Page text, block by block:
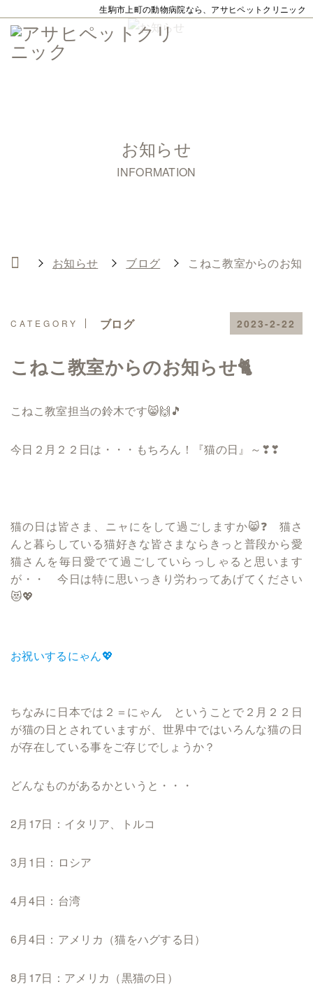
生駒市上町の動物病院なら、アサヒペットクリニック
お知らせ
INFORMATION
お知らせ ブログ こねこ教室からのお知
ブログ 2023-2-22
こねこ教室からのお知らせ🐈
こねこ教室担当の鈴木です😸🙌🎵
今日２月２２日は・・・もちろん！『猫の日』～❣❣
猫の日は皆さま、ニャにをして過ごしますか😸❓ 猫さ
んと暮らしている猫好きな皆さまならきっと普段から愛
猫さんを毎日愛でて過ごしていらっしゃると思います
が・・ 今日は特に思いっきり労わってあげてください
😻💖
お祝いするにゃん💖
ちなみに日本では２＝にゃん ということで２月２２日
が猫の日とされていますが、世界中ではいろんな猫の日
が存在している事をご存じでしょうか？
どんなものがあるかというと・・・
2月17日：イタリア、トルコ
3月1日：ロシア
4月4日：台湾
6月4日：アメリカ（猫をハグする日）
8月17日：アメリカ（黒猫の日）